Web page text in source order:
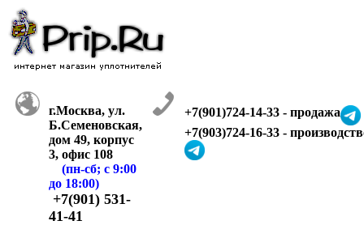
г.Москва, ул.
Б.Семеновская,
дом 49, корпус
3, офис 108
(пн-сб; с 9:00
до 18:00)
+7(901) 531-
41-41
+7(901)724-14-33 - продажа
+7(903)724-16-33 -